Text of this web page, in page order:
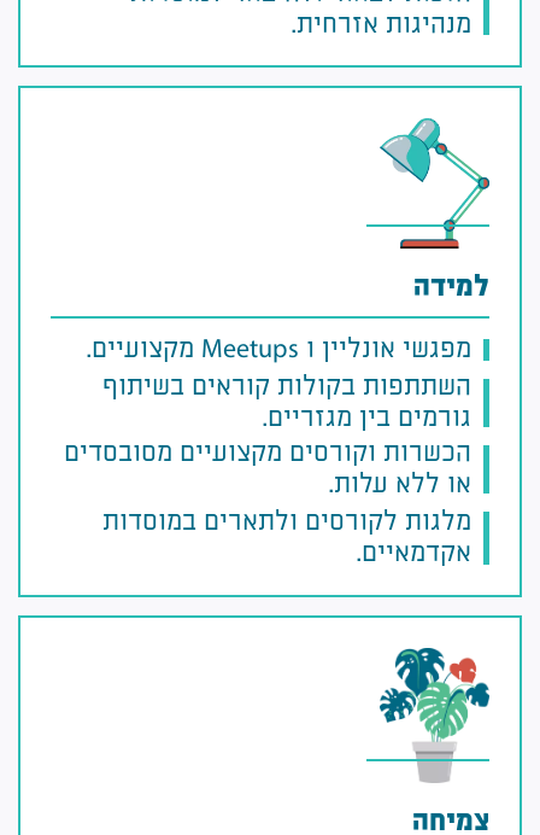
מנהיגות אזרחית.
למידה
מפגשי אונליין ו Meetups מקצועיים.
השתתפות בקולות קוראים בשיתוף
גורמים בין מגזריים.
הכשרות וקורסים מקצועיים מסובסדים
או ללא עלות.
מלגות לקורסים ולתארים במוסדות
אקדמאיים.
צמיחה